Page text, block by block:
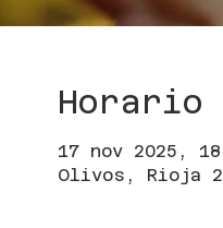
Horario
17 nov 2025,
Olivos, Rioja